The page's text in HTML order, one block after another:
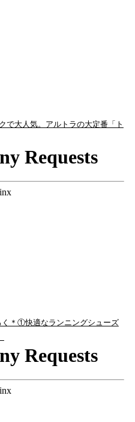
で大人気。アルトラの大定番「ト
く＊①快適なランニングシューズ